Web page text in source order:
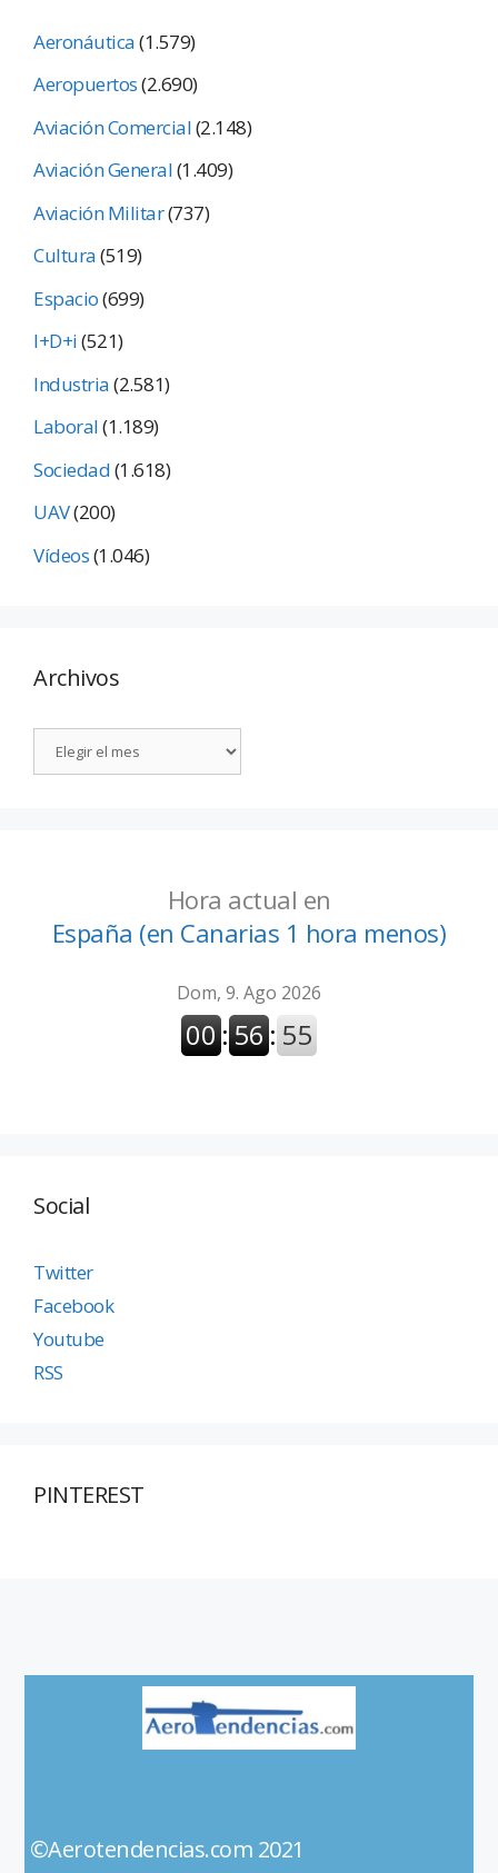
Aeronáutica(1.579)
Aeropuertos(2.690)
Aviación Comercial(2.148)
Aviación General(1.409)
Aviación Militar(737)
Cultura(519)
Espacio(699)
I+D+i(521)
Industria(2.581)
Laboral(1.189)
Sociedad(1.618)
UAV(200)
Vídeos(1.046)
Archivos
Hora actual en
España (en Canarias 1 hora menos)
Social
Twitter
Facebook
Youtube
RSS
PINTEREST
©Aerotendencias.com 2021